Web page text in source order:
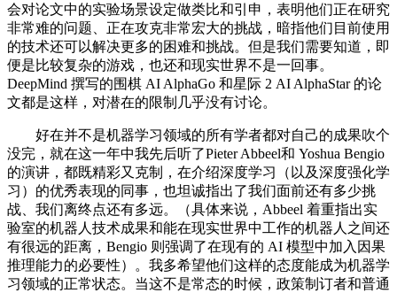
会对论文中的实验场景设定做类比和引申，表明他们正在研究
非常难的问题、正在攻克非常宏大的挑战，暗指他们目前使用
的技术还可以解决更多的困难和挑战。但是我们需要知道，即
便是比较复杂的游戏，也还和现实世界不是一回事。
DeepMind 撰写的围棋 AI AlphaGo 和星际 2 AI AlphaStar 的论
文都是这样，对潜在的限制几乎没有讨论。
好在并不是机器学习领域的所有学者都对自己的成果吹个
没完，就在这一年中我先后听了Pieter Abbeel和 Yoshua Bengio
的演讲，都既精彩又克制，在介绍深度学习（以及深度强化学
习）的优秀表现的同事，也坦诚指出了我们面前还有多少挑
战、我们离终点还有多远。（具体来说，Abbeel 着重指出实
验室的机器人技术成果和能在现实世界中工作的机器人之间还
有很远的距离，Bengio 则强调了在现有的 AI 模型中加入因果
推理能力的必要性）。我多希望他们这样的态度能成为机器学
习领域的正常状态。当这不是常态的时候，政策制订者和普通